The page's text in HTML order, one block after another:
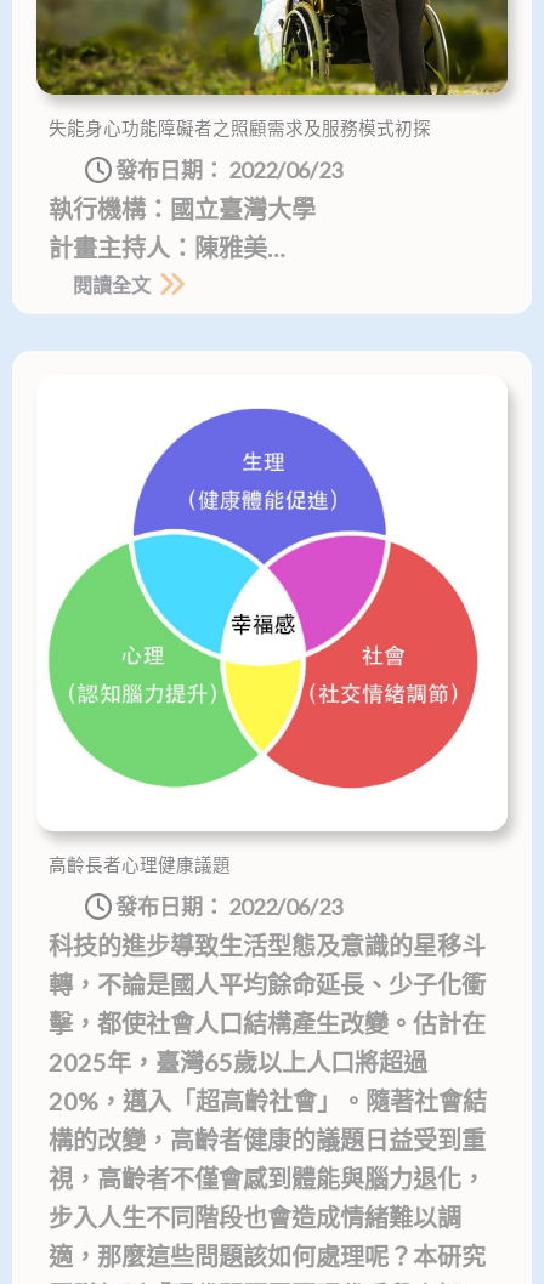
失能身心功能障礙者之照顧需求及服務模式初探
發布日期： 2022/06/23
執行機構：國立臺灣大學
計畫主持人：陳雅美…
閱讀全文
高齡長者心理健康議題
發布日期： 2022/06/23
科技的進步導致生活型態及意識的星移斗
轉，不論是國人平均餘命延長、少子化衝
擊，都使社會人口結構產生改變。估計在
2025年，臺灣65歲以上人口將超過
20%，邁入「超高齡社會」。隨著社會結
構的改變，高齡者健康的議題日益受到重
視，高齡者不僅會感到體能與腦力退化，
步入人生不同階段也會造成情緒難以調
適，那麼這些問題該如何處理呢？本研究